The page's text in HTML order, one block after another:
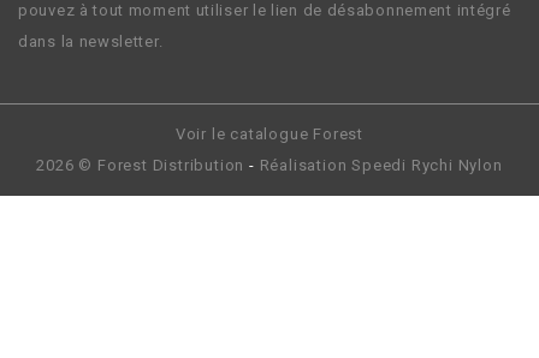
pouvez à tout moment utiliser le lien de désabonnement intégré
dans la newsletter.
Voir le catalogue Forest
2026 © Forest Distribution - RéalisationSpeedi Rychi Nylon